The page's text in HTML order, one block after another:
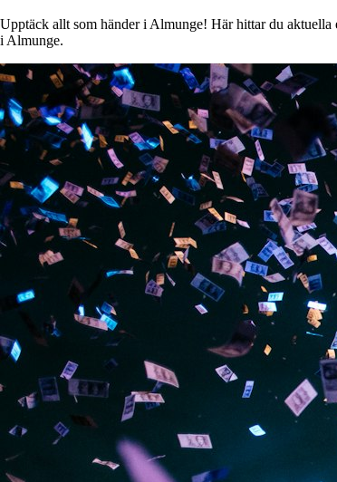
Upptäck allt som händer i Almunge! Här hittar du aktuella
i Almunge.